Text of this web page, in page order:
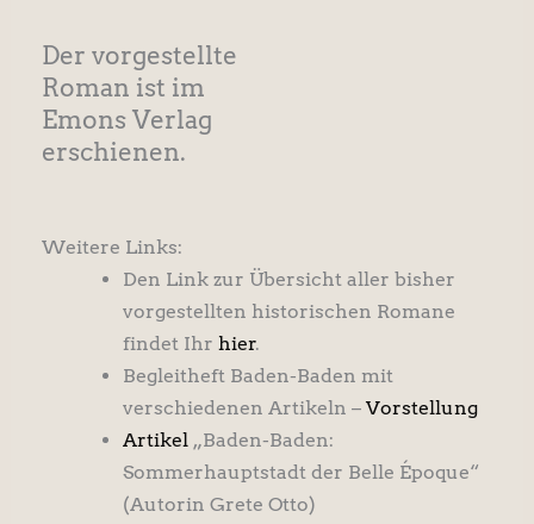
Der vorgestellte
Roman ist im
Emons Verlag
erschienen.
Weitere Links:
Den Link zur Übersicht aller bisher
vorgestellten historischen Romane
findet Ihr hier.
Begleitheft Baden-Baden mit
verschiedenen Artikeln – Vorstellung
Artikel„Baden-Baden:
Sommerhauptstadt der Belle Époque“
(Autorin Grete Otto)